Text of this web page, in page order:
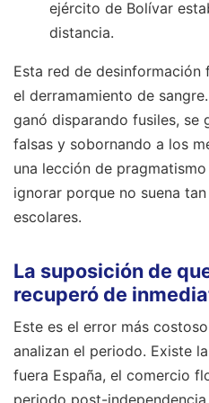
ejército de Bolívar
distancia.
Esta red de desinformación
el derramamiento de
ganó disparando fusiles, se
falsas y sobornando a los
una lección de
ignorar porque no suena
escolares.
La suposición de
recuperó de
Este es el error más
analizan el periodo. Existe
fuera España, el comercio